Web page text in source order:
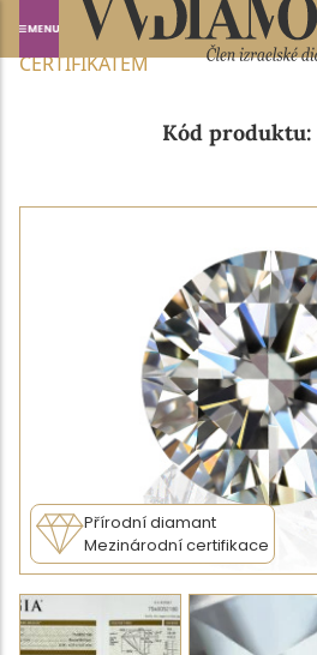
Domů NABÍDKA DIAMANTŮ
CERTIFIKÁTEM
Kód produktu:
Přírodní diamant
Mezinárodní certifikace